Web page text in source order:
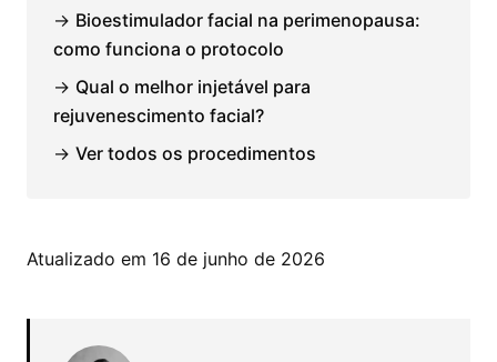
→ Bioestimulador facial na perimenopausa:
como funciona o protocolo
→ Qual o melhor injetável para
rejuvenescimento facial?
→ Ver todos os procedimentos
Atualizado em 16 de junho de 2026